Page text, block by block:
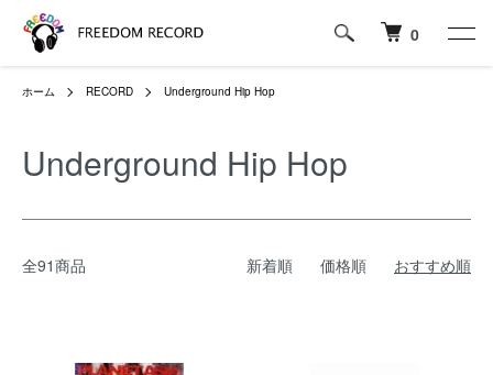
0
ホーム RECORD Underground Hip Hop
Underground Hip Hop
全91商品 新着順 価格順 おすすめ順